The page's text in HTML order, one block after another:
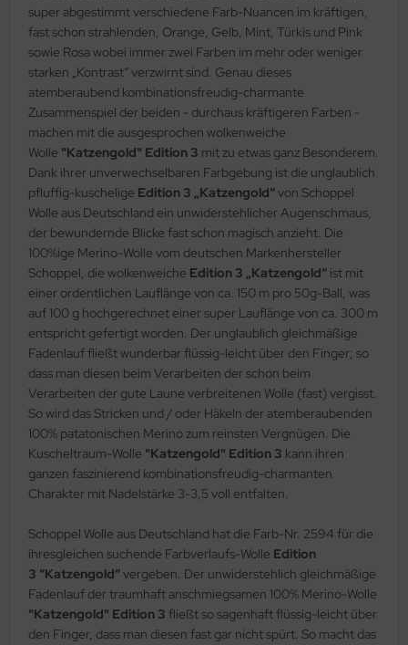
super abgestimmt verschiedene Farb-Nuancen im kräftigen,
fast schon strahlenden, Orange, Gelb, Mint, Türkis und Pink
sowie Rosa wobei immer zwei Farben im mehr oder weniger
starken „Kontrast“ verzwirnt sind. Genau dieses
atemberaubend kombinationsfreudig-charmante
Zusammenspiel der beiden - durchaus kräftigeren Farben -
machen mit die ausgesprochen wolkenweiche
Wolle "Katzengold" Edition 3 mit zu etwas ganz Besonderem.
Dank ihrer unverwechselbaren Farbgebung ist die unglaublich
pfluffig-kuschelige Edition 3 „Katzengold“von Schoppel
Wolle aus Deutschland ein unwiderstehlicher Augenschmaus,
der bewundernde Blicke fast schon magisch anzieht. Die
100%ige Merino-Wolle vom deutschen Markenhersteller
Schoppel, die wolkenweiche Edition 3 „Katzengold“ ist mit
einer ordentlichen Lauflänge von ca. 150 m pro 50g-Ball, was
auf 100 g hochgerechnet einer super Lauflänge von ca. 300 m
entspricht gefertigt worden. Der unglaublich gleichmäßige
Fadenlauf fließt wunderbar flüssig-leicht über den Finger; so
dass man diesen beim Verarbeiten der schon beim
Verarbeiten der gute Laune verbreitenen Wolle (fast) vergisst.
So wird das Stricken und / oder Häkeln der atemberaubenden
100% patatonischen Merino zum reinsten Vergnügen. Die
Kuscheltraum-Wolle "Katzengold" Edition 3 kann ihren
ganzen faszinierend kombinationsfreudig-charmanten
Charakter mit Nadelstärke 3-3,5 voll entfalten.
Schoppel Wolle aus Deutschland hat die Farb-Nr. 2594 für die
ihresgleichen suchende Farbverlaufs-Wolle Edition
3 “Katzengold“vergeben. Der unwiderstehlich gleichmäßige
Fadenlauf der traumhaft anschmiegsamen 100% Merino-Wolle
"Katzengold" Edition 3 fließt so sagenhaft flüssig-leicht über
den Finger, dass man diesen fast gar nicht spürt. So macht das